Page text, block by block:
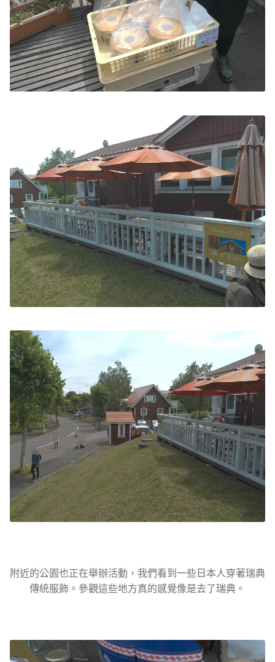
附近的公園也正在舉辦活動，我們看到一些日本人穿著瑞典
傳統服飾。參觀這些地方真的感覺像是去了瑞典。